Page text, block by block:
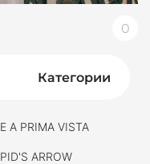
Категории
0
A PRIMA VISTA
ARROW